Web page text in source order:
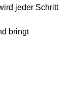
jeder Schritt
bringt